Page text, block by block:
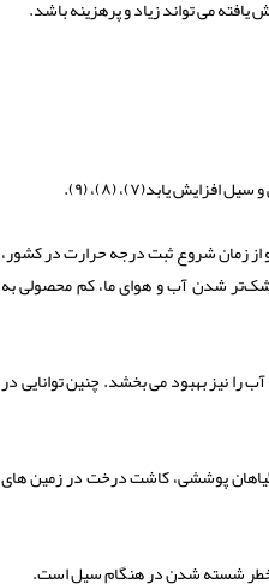
می تواند زیاد و پرهزینه باشد.
یابد(۷)، (۸)، (۹).
از زمان شروع ثبت درجه حرارت در کشور،
که با گرم‌تر شدن و خشک‌تر شدن آب و هوای ما، کم محصولی به
را نیز بهبود می بخشد. چنین توانایی در
گیاهان پوششی، کاشت درخت در زمین های
خطر شسته شدن در هنگام سیل است.